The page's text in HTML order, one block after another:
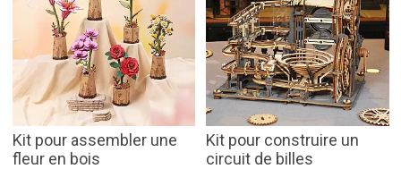
Kit pour assembler une
fleur en bois
Kit pour construire un
circuit de billes